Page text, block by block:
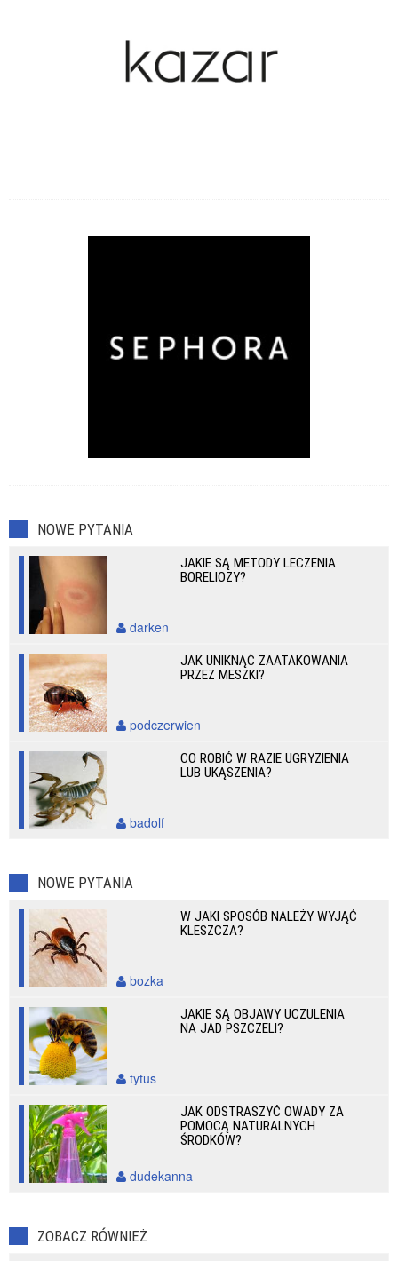
NOWE PYTANIA
JAKIE SĄ METODY LECZENIA
BORELIOZY?
darken
JAK UNIKNĄĆ ZAATAKOWANIA
PRZEZ MESZKI?
podczerwien
CO ROBIĆ W RAZIE UGRYZIENIA
LUB UKĄSZENIA?
badolf
NOWE PYTANIA
W JAKI SPOSÓB NALEŻY WYJĄĆ
KLESZCZA?
bozka
JAKIE SĄ OBJAWY UCZULENIA
NA JAD PSZCZELI?
tytus
JAK ODSTRASZYĆ OWADY ZA
POMOCĄ NATURALNYCH
ŚRODKÓW?
dudekanna
ZOBACZ RÓWNIEŻ